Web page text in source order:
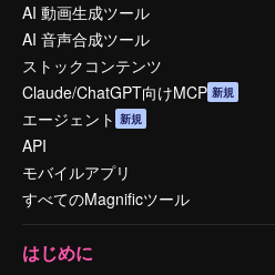
AI 動画生成ツール
AI 音声合成ツール
ストックコンテンツ
Claude/ChatGPT向けMCP 新規
エージェント 新規
API
モバイルアプリ
すべてのMagnificツール
はじめに